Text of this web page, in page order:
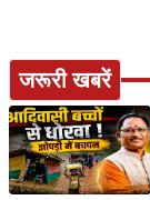
जरूरी खबरें